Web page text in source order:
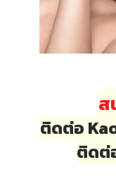
ส
ติดต่อ
ติดต่